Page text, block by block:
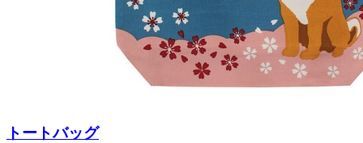
トートバッグ